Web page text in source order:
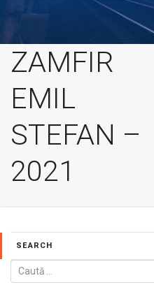
ZAMFIR
EMIL
STEFAN –
2021
SEARCH